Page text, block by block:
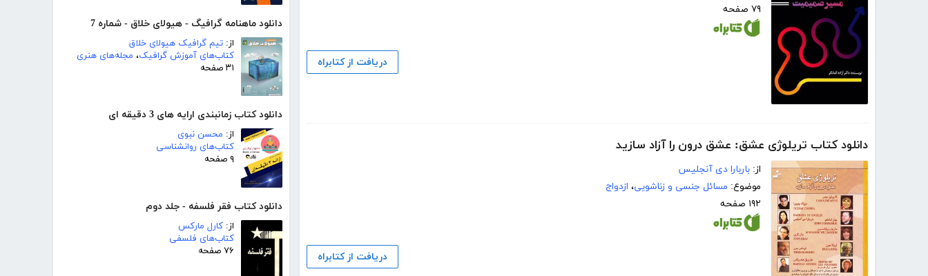
دانلود ماهنامه گرافیگ - هیولای خلاق - شماره 7
از: تیم گرافیک هیولای خلاق
کتاب‌های آموزش گرافیک، مجله‌های هنری
۳۱ صفحه
دانلود کتاب زمانبندی ارایه های 3 دقیقه ای
از: محسن نبوی
کتاب‌های روانشناسی
۹ صفحه
دانلود کتاب فقر فلسفه - جلد دوم
از: کارل مارکس
کتاب‌های فلسفی
۷۶ صفحه
۷۹ صفحه
دریافت از کتابراه
دانلود کتاب تریلوژی عشق: عشق درون را آزاد سازید
از: باربارا دی آنجلیس
موضوع: مسائل جنسی و زناشویی، ازدواج
۱۹۲ صفحه
دریافت از کتابراه